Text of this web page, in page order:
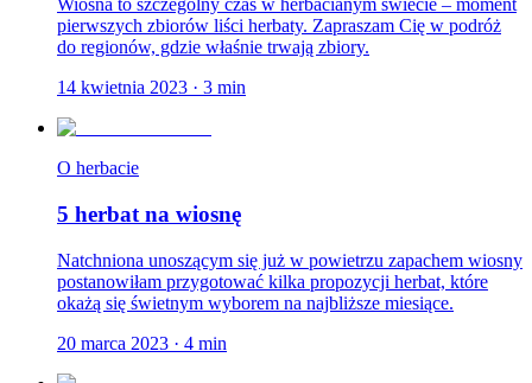
Wiosna to szczególny czas w herbacianym świecie – moment
pierwszych zbiorów liści herbaty. Zapraszam Cię w podróż
do regionów, gdzie właśnie trwają zbiory.
14 kwietnia 2023 · 3 min
O herbacie
5 herbat na wiosnę
Natchniona unoszącym się już w powietrzu zapachem wiosny
postanowiłam przygotować kilka propozycji herbat, które
okażą się świetnym wyborem na najbliższe miesiące.
20 marca 2023 · 4 min